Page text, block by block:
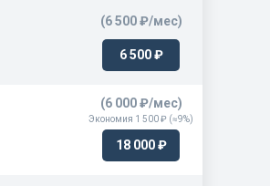
(6 500 ₽/мес)
6 500 ₽
Экономия 1 500 ₽ (≈9%)
(6 000 ₽/мес)
18 000 ₽